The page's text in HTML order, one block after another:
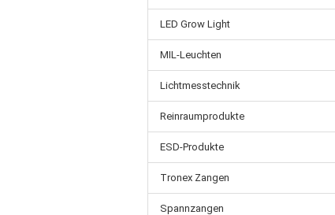
LED Grow Light
MIL-Leuchten
Lichtmesstechnik
Reinraumprodukte
ESD-Produkte
Tronex Zangen
Spannzangen